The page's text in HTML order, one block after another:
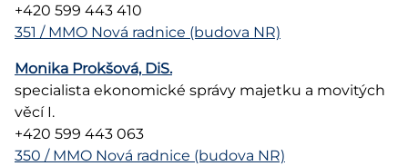
+420 599 443 410
351 / MMO Nová radnice (budova NR)
Monika Prokšová, DiS.
specialista ekonomické správy majetku a movitých
věcí I.
+420 599 443 063
350 / MMO Nová radnice (budova NR)